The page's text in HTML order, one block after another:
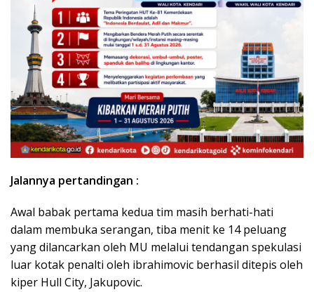
Jalannya pertandingan :
Awal babak pertama kedua tim masih berhati-hati
dalam membuka serangan, tiba menit ke 14 peluang
yang dilancarkan oleh MU melalui tendangan spekulasi
luar kotak penalti oleh ibrahimovic berhasil ditepis oleh
kiper Hull City, Jakupovic.